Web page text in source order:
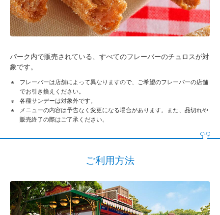
パーク内で販売されている、すべてのフレーバーのチュロスが対
象です。
フレーバーは店舗によって異なりますので、ご希望のフレーバーの店舗
でお引き換えください。
各種サンデーは対象外です。
メニューの内容は予告なく変更になる場合があります。また、品切れや
販売終了の際はご了承ください。
ご利用方法